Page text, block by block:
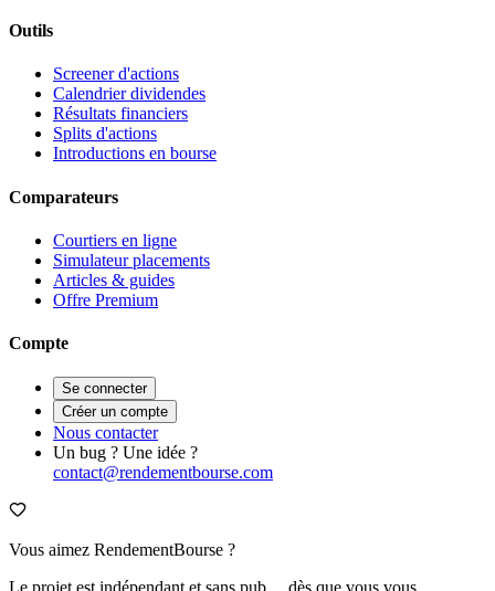
Outils
Screener d'actions
Calendrier dividendes
Résultats financiers
Splits d'actions
Introductions en bourse
Comparateurs
Courtiers en ligne
Simulateur placements
Articles & guides
Offre Premium
Compte
Se connecter
Créer un compte
Nous contacter
Un bug ? Une idée ?
contact@rendementbourse.com
Vous aimez RendementBourse ?